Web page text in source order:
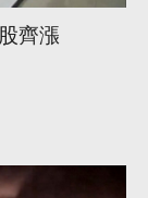
齊漲